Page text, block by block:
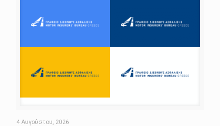
4 Αυγούστου, 2026